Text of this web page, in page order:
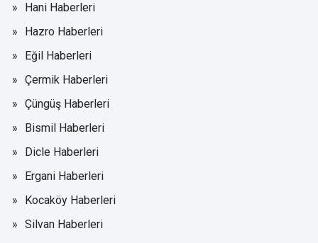
Hani Haberleri
Hazro Haberleri
Eğil Haberleri
Çermik Haberleri
Çüngüş Haberleri
Bismil Haberleri
Dicle Haberleri
Ergani Haberleri
Kocaköy Haberleri
Silvan Haberleri